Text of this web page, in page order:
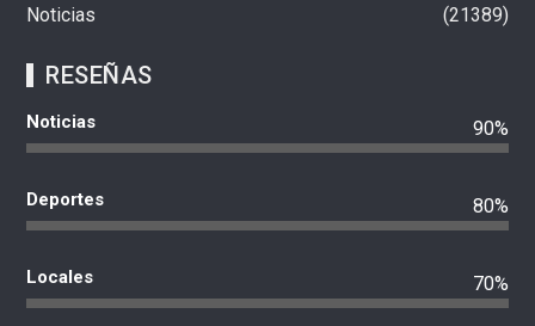
Noticias
21389
RESEÑAS
Noticias 90%
Deportes 80%
Locales 70%